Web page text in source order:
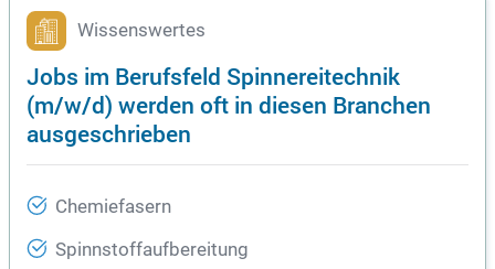
Wissenswertes
Jobs im Berufsfeld Spinnereitechnik
(m/w/d) werden oft in diesen Branchen
ausgeschrieben
Chemiefasern
Spinnstoffaufbereitung